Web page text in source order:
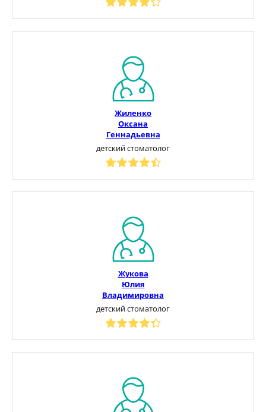
Жиленко
Оксана
Геннадьевна
детский стоматолог
Жукова
Юлия
Владимировна
детский стоматолог